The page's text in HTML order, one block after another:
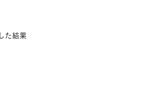
た結果​